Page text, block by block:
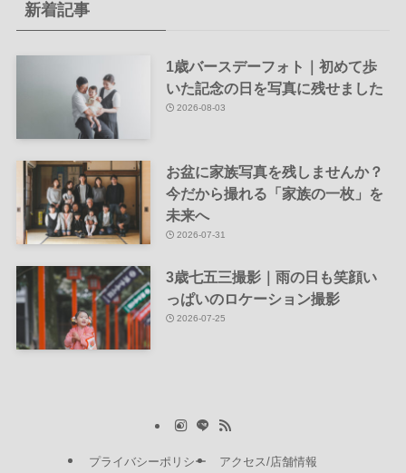
新着記事
1歳バースデーフォト｜初めて歩
いた記念の日を写真に残せました
2026-08-03
お盆に家族写真を残しませんか？
今だから撮れる「家族の一枚」を
未来へ
2026-07-31
3歳七五三撮影｜雨の日も笑顔い
っぱいのロケーション撮影
2026-07-25
プライバシーポリシー アクセス/店舗情報